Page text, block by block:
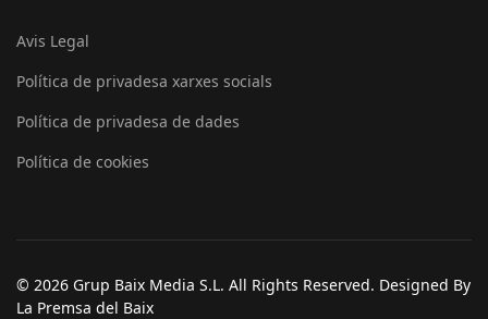
Avis Legal
Política de privadesa xarxes socials
Política de privadesa de dades
Política de cookies
© 2026 Grup Baix Media S.L. All Rights Reserved. Designed By
La Premsa del Baix